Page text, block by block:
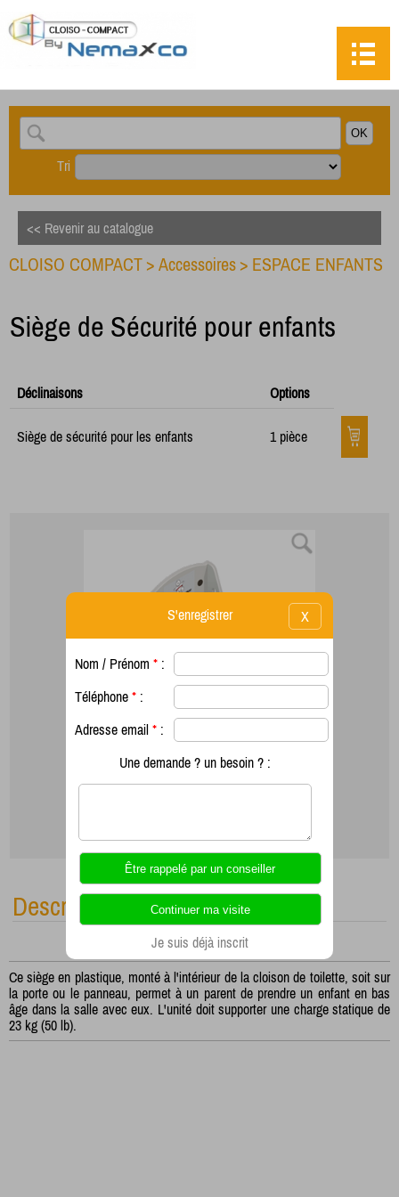
Tri
<< Revenir au catalogue
CLOISO COMPACT > Accessoires > ESPACE ENFANTS
Siège de Sécurité pour enfants
Déclinaisons Options
Siège de sécurité pour les enfants 1 pièce
Description
Ce siège en plastique, monté à l'intérieur de la cloison de toilette, soit sur
la porte ou le panneau, permet à un parent de prendre un enfant en bas
âge dans la salle avec eux. L'unité doit supporter une charge statique de
23 kg (50 lb).
X
S'enregistrer
Nom / Prénom * :
Téléphone * :
Adresse email * :
Une demande ? un besoin ? :
Je suis déjà inscrit